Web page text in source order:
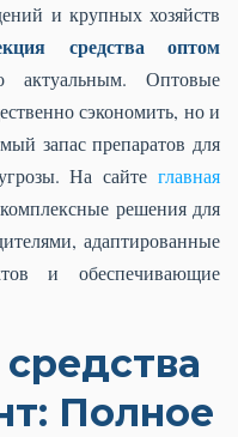
и крупных хозяйств
средства оптом
актуальным. Оптовые
сэкономить, но и
запас препаратов для
На сайте главная
решения для
адаптированные
и обеспечивающие
Полное